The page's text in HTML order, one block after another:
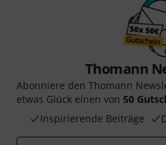
Thomann
Abonniere den Thomann
etwas Glück einen von 50
Inspirierende Beiträge